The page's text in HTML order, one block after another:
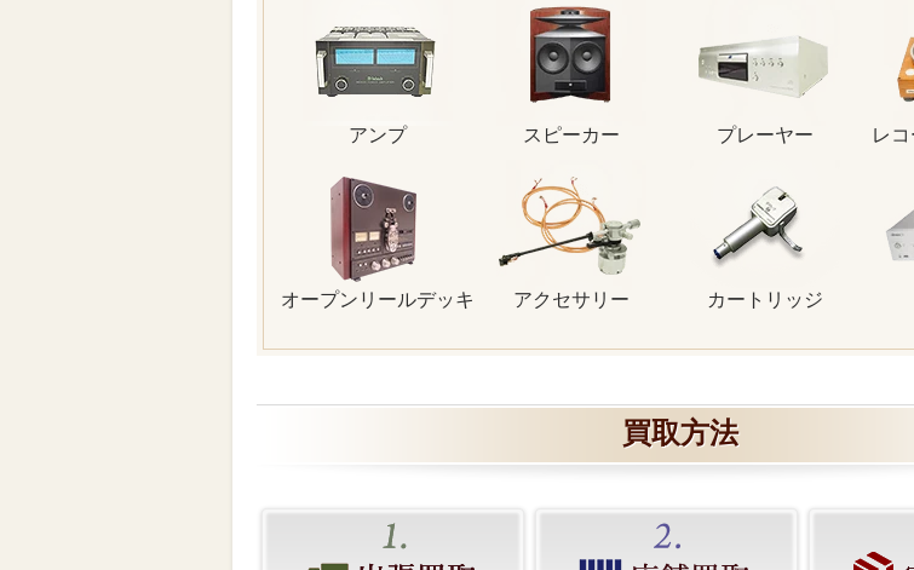
アンプ スピーカー プレーヤー レ
オープンリールデッキ アクセサリー カートリッジ
買取方法